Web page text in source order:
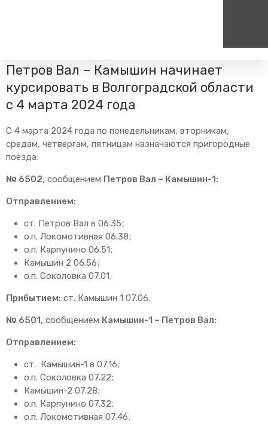
Пассажирам
Справочник
Режим работы билетных
Тарифы и льготы
Способы оплаты проезда
Абонементные билеты
пригородных поездов
Мобильное приложение
Правила проезда
Для маломобильных
пассажиров
Туризм
Самостоятельные
Единый номер вызова экстренных служб
112
Петров Вал – Камышин начинает
курсировать в Волгоградской области
с 4 марта 2024 года
С 4 марта 2024 года по понедельникам, вторникам,
средам, четвергам, пятницам назначаются пригородные
поезда:
№ 6502, сообщением Петров Вал – Камышин-1:
Отправлением:
ст. Петров Вал в 06.35;
о.п. Локомотивная 06.38;
о.п. Карпунино 06.51;
Камышин 2 06.56;
о.п. Соколовка 07.01;
Прибытием: ст. Камышин 1 07.06.
№ 6501, сообщением Камышин-1 – Петров Вал:
Отправлением:
ст. Камышин-1 в 07.16;
о.п. Соколовка 07.22;
Камышин-2 07.28;
о.п. Карпунино 07.32;
о.п. Локомотивная 07.46;